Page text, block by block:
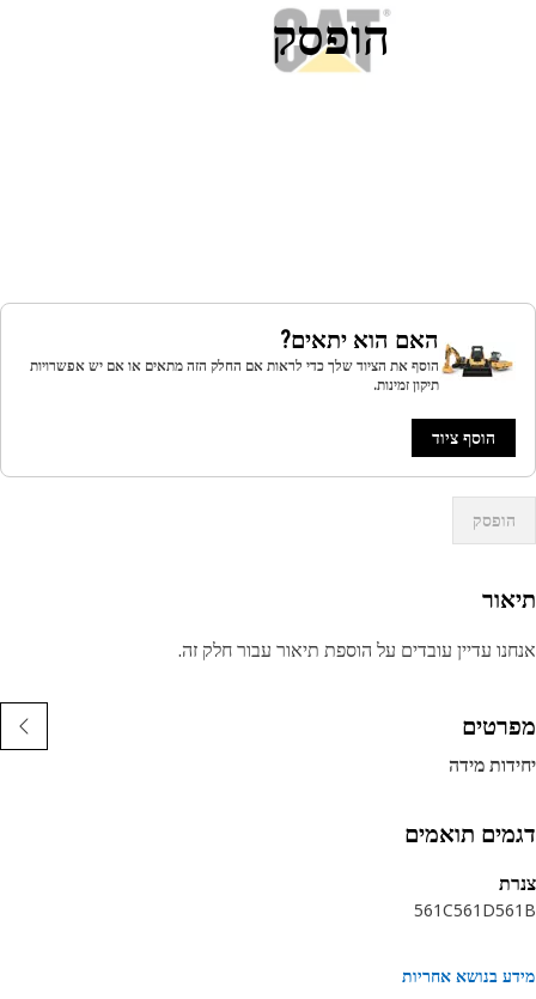
הופסק
האם הוא יתאים?
הוסף את הציוד שלך כדי לראות אם החלק הזה מתאים או אם יש אפשרויות
תיקון זמינות.
הוסף ציוד
הופסק
עדיין עובדים על הוספת תיאור עבור חלק זה.
מידה
תואמים
561D
561C
בנושא אחריות